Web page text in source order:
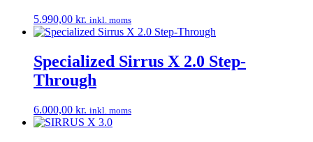
5.990,00 kr. inkl. moms
Specialized Sirrus X 2.0 Step-
Through
6.000,00 kr. inkl. moms